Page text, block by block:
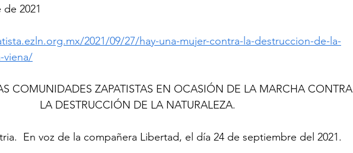
2021
2021/09/27/hay-una-mujer-contra-la-destruccion-de-la-
viena/
COMUNIDADES ZAPATISTAS EN OCASIÓN DE LA MARCHA CONTRA
LA DESTRUCCIÓN DE LA NATURALEZA.
En voz de la compañera Libertad, el día 24 de septiembre del 2021.